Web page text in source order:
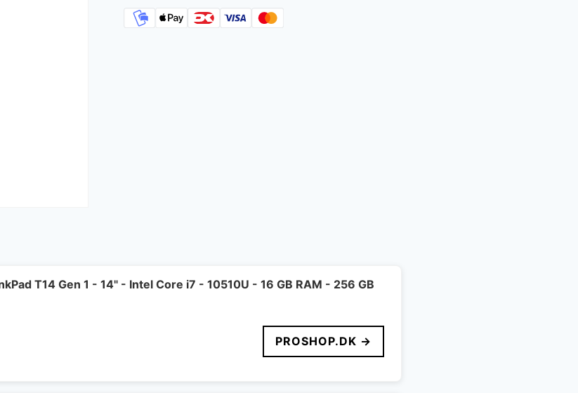
T14 Gen 1 - 14" - Intel Core i7 - 10510U - 16 GB RAM - 256 GB
PROSHOP.DK →